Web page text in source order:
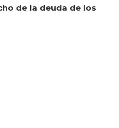
de la deuda de los